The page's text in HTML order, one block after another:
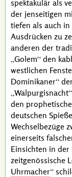
spektakulär als
der jenseitigen
tiefen als auch
Ausdrücken zu
anderen der
Golem den
westlichen
Dominikaner
Walpurgisnacht
den
deutschen
Wechselbezüge
einerseits
Einsichten in der
zeitgenössische
Uhrmacher